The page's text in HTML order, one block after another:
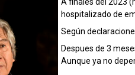
hospitalizado de
Según
Despues de 3
Aunque ya no